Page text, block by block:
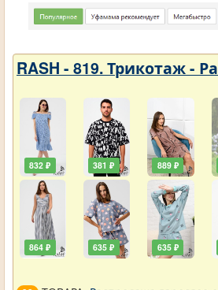
RASH - 819. Трикотаж -
832 ₽
864 ₽
381 ₽
635 ₽
889 ₽
635 ₽